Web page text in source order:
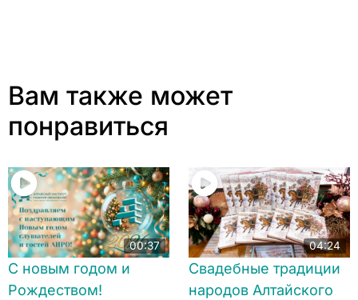
Вам также может
понравиться
00:37
С новым годом и
Рождеством!
04:24
Свадебные традиции
народов Алтайского